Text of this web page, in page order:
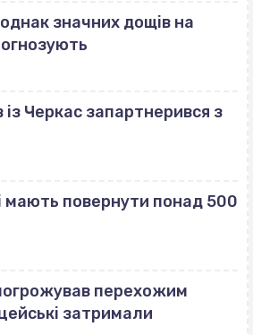
значних дощів на
із Черкас запартнерився з
мають повернути понад 500
перехожим
затримали